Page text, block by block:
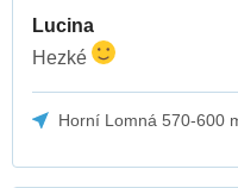
Lucina
Hezké
Horní Lomná 570-600